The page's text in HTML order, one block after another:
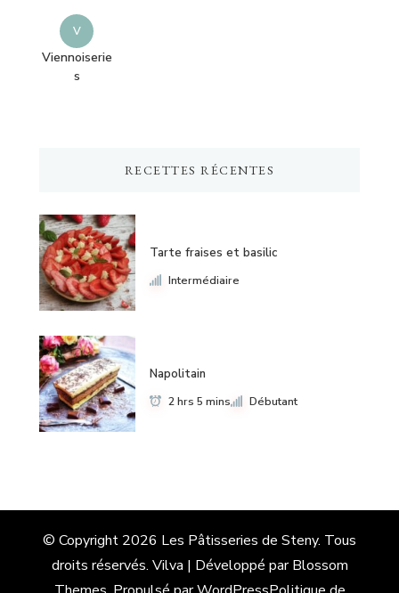
V
Viennoiserie
s
RECETTES RÉCENTES
Tarte fraises et basilic
Intermédiaire
Napolitain
2 hrs 5 mins Débutant
© Copyright 2026 Les Pâtisseries de Steny. Tous
droits réservés. Vilva | Développé parBlossom